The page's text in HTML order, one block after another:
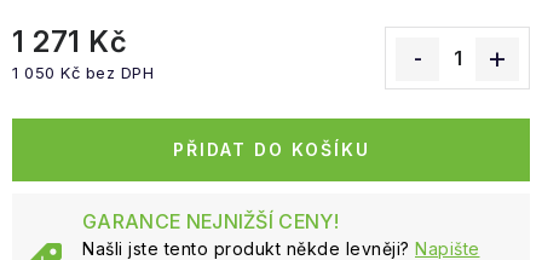
1 271 Kč
1 050 Kč bez DPH
PŘIDAT DO KOŠÍKU
GARANCE NEJNIŽŠÍ CENY!
Našli jste tento produkt někde levněji? Napište